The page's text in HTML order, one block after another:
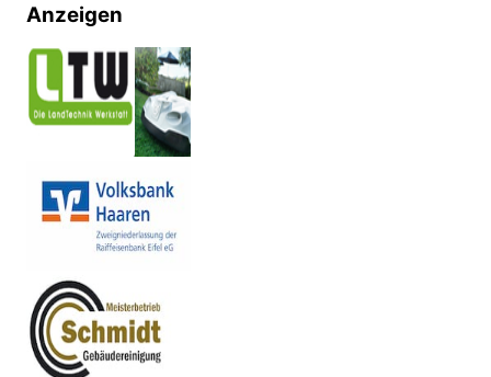
Anzeigen